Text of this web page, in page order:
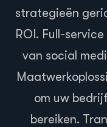
strategieën
ROI. Full-
van social
om uw
bereiken.